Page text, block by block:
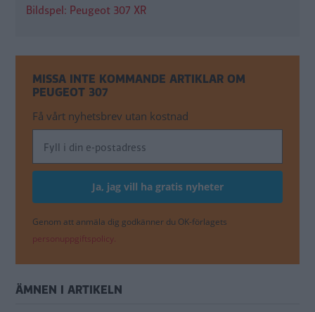
Bildspel: Peugeot 307 XR
MISSA INTE KOMMANDE ARTIKLAR OM
PEUGEOT 307
Få vårt nyhetsbrev utan kostnad
Genom att anmäla dig godkänner du OK-förlagets
personuppgiftspolicy.
ÄMNEN I ARTIKELN